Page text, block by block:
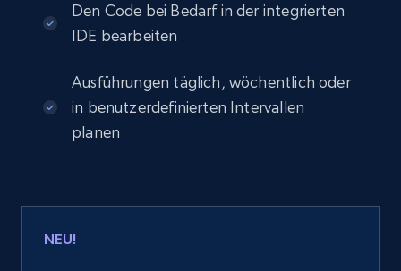
Den Code bei Bedarf in der integrierten
IDE bearbeiten
Ausführungen täglich, wöchentlich oder
in benutzerdefinierten Intervallen
planen
NEU!